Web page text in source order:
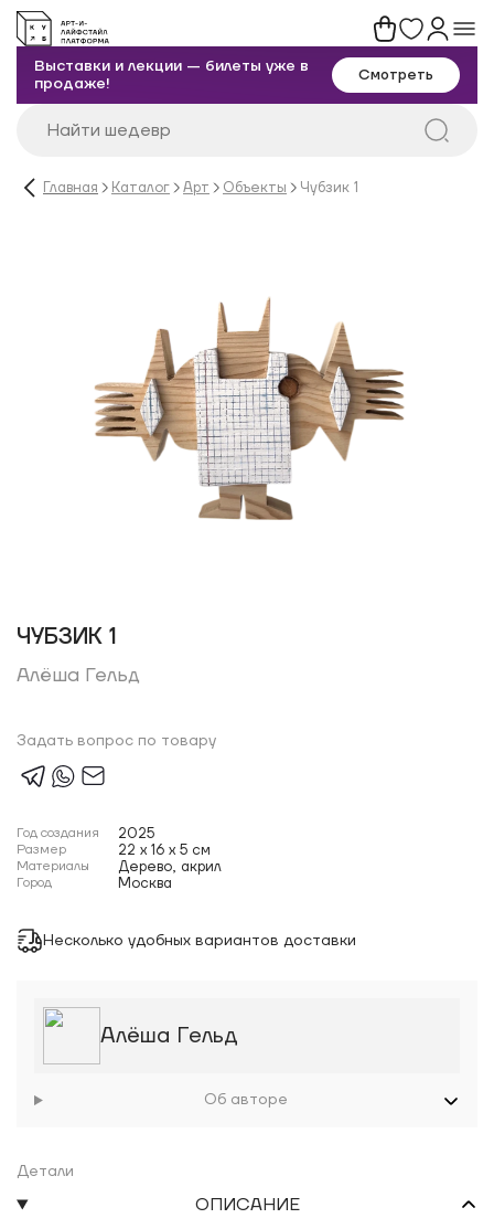
Выставки и лекции — билеты уже в
продаже!
Смотреть
Главная Каталог Арт Объекты Чубзик 1
ЧУБЗИК 1
Алёша Гельд
Задать вопрос по товару
Год создания 2025
Размер 22 x 16 x 5 см
Материалы Дерево, акрил
Город Москва
Несколько удобных вариантов доставки
Алёша Гельд
Об авторе
Детали
ОПИСАНИЕ